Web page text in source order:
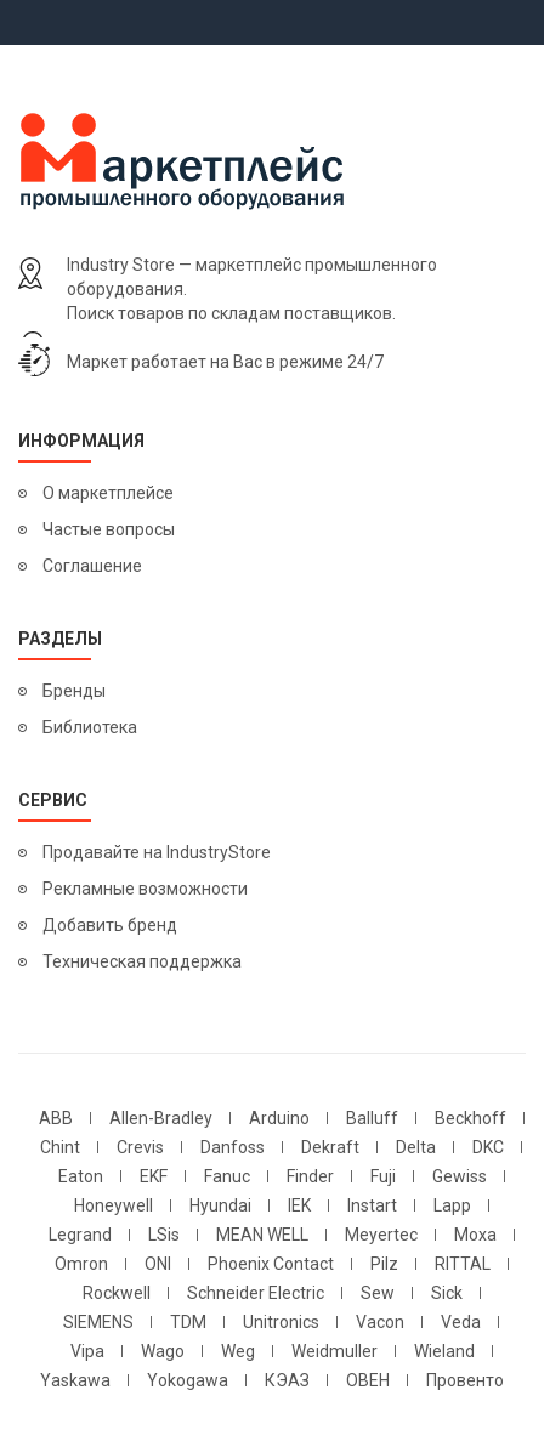
Industry Store — маркетплейс промышленного
оборудования.
Поиск товаров по складам поставщиков.
Маркет работает на Вас в режиме 24/7
ИНФОРМАЦИЯ
О маркетплейсе
Частые вопросы
Соглашение
РАЗДЕЛЫ
Бренды
Библиотека
СЕРВИС
Продавайте на IndustryStore
Рекламные возможности
Добавить бренд
Техническая поддержка
ABB Allen-Bradley Arduino Balluff
Beckhoff
Chint
Crevis Danfoss Dekraft Delta
DKC
Eaton
EKF Fanuc Finder Fuji
Gewiss
Honeywell
Hyundai IEK Instart
Lapp
Legrand
LSis MEAN WELL Meyertec
Moxa
Omron
ONI Phoenix Contact Pilz
RITTAL
Rockwell
Schneider Electric Sew
Sick
SIEMENS
TDM Unitronics Vacon
Veda
Vipa
Wago Weg Weidmuller
Wieland
Yaskawa
Yokogawa КЭАЗ ОВЕН Провенто